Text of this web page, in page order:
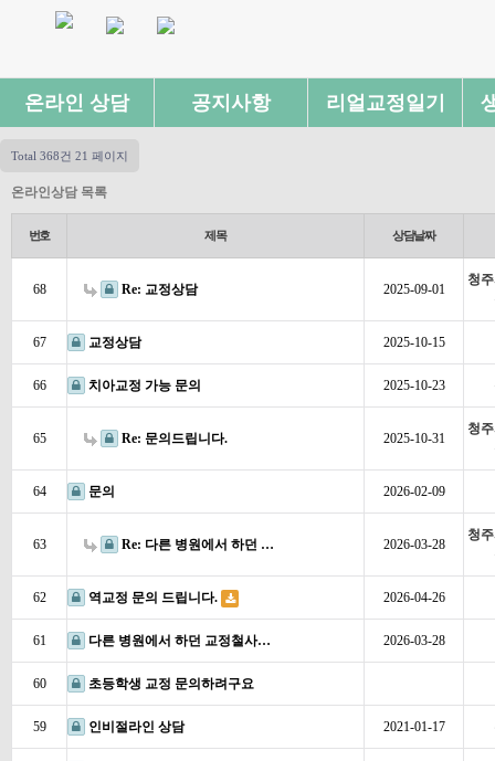
온라인 상담 공지사항 리얼교정일기
Total 368건 21 페이지
온라인상담 목록
번호 제목 상담날짜
68 Re: 교정상담 2025-09-01
청
67 교정상담 2025-10-15
66 치아교정 가능 문의 2025-10-23
65 Re: 문의드립니다. 2025-10-31
청
64 문의 2026-02-09
63 Re: 다른 병원에서 하던 … 2026-03-28
청
62 역교정 문의 드립니다. 2026-04-26
61 다른 병원에서 하던 교정철사… 2026-03-28
60 초등학생 교정 문의하려구요
59 인비절라인 상담 2021-01-17